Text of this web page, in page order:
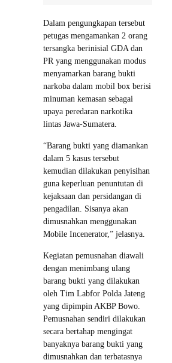
Dalam pengungkapan tersebut
petugas mengamankan 2 orang
tersangka berinisial GDA dan
PR yang menggunakan modus
menyamarkan barang bukti
narkoba dalam mobil box berisi
minuman kemasan sebagai
upaya peredaran narkotika
lintas Jawa-Sumatera.
“Barang bukti yang diamankan
dalam 5 kasus tersebut
kemudian dilakukan penyisihan
guna keperluan penuntutan di
kejaksaan dan persidangan di
pengadilan. Sisanya akan
dimusnahkan menggunakan
Mobile Incenerator,” jelasnya.
Kegiatan pemusnahan diawali
dengan menimbang ulang
barang bukti yang dilakukan
oleh Tim Labfor Polda Jateng
yang dipimpin AKBP Bowo.
Pemusnahan sendiri dilakukan
secara bertahap mengingat
banyaknya barang bukti yang
dimusnahkan dan terbatasnya